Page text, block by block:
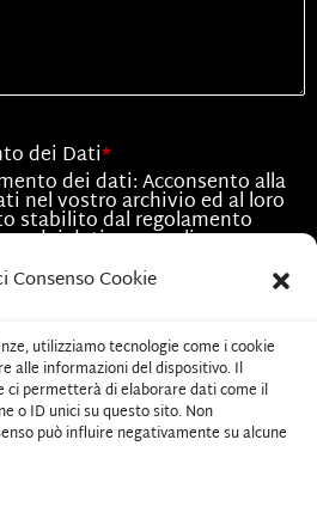
Consenso Cookie
utilizziamo tecnologie come i cookie
alle informazioni del dispositivo. Il
ci permetterà di elaborare dati come il
o ID unici su questo sito. Non
può influire negativamente su alcune
dei Dati*
dei dati: Acconsento alla
nel vostro archivio ed al loro
stabilito dal regolamento
dei dati personali n.
dei dati esclusivamente per
presente richiesta